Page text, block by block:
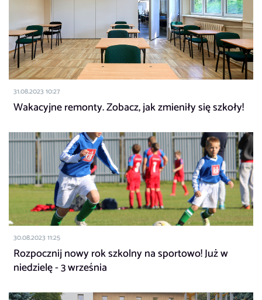
31.08.2023 10:27
Wakacyjne remonty. Zobacz, jak zmieniły się szkoły!
30.08.2023 11:25
Rozpocznij nowy rok szkolny na sportowo! Już w
niedzielę - 3 września